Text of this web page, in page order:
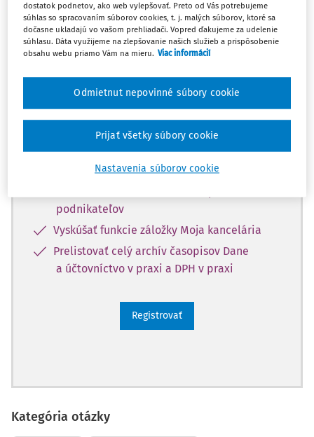
Celý dokument je len pre predplatiteľov.
Zaregistrujte sa a získajte
10 dní.
Vďaka registrácii si môžete
Prečítať platené články na portáli
Prezerať predpisy
podnikateľov
Vyskúšať funkcie záložky Moja kancelária
Prelistovať celý archív časopisov Dane
a účtovníctvo v praxi a DPH v praxi
Registrovať
Kategória otázky
dostatok podnetov, ako web vylepšovať. Preto od Vás potrebujeme
súhlas so spracovaním súborov cookies, t. j. malých súborov, ktoré sa
dočasne ukladajú vo vašom prehliadači. Vopred ďakujeme za udelenie
súhlasu. Dáta využijeme na zlepšovanie našich služieb a prispôsobenie
obsahu webu priamo Vám na mieru. Viac informácií
Nastavenia súborov cookie
Odmietnut nepovinné súbory cookie
Prijať všetky súbory cookie